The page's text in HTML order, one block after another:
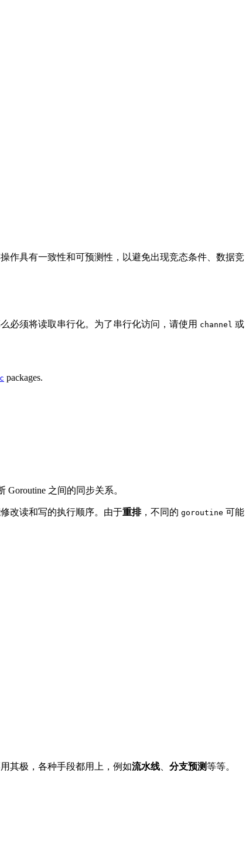
作具有一致性和可预测性，以避免出现竞态条件、数据竞
必须将读取串行化。为了串行化访问，请使用 channel 或
packages.
之间的同步关系。
改读和写的执行顺序。由于重排，不同的 goroutine 可能
其极，各种手段都用上，例如流水线、 分支预测等等。